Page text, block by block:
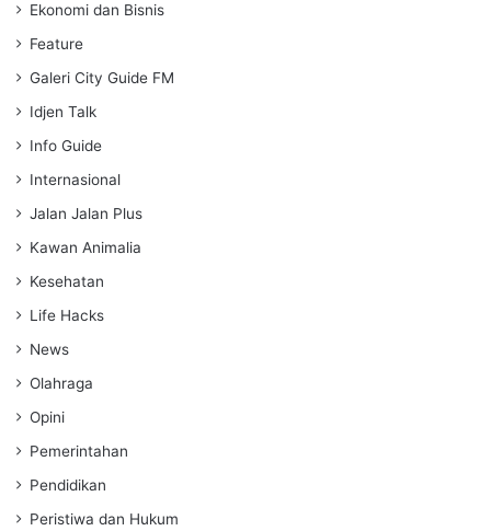
Ekonomi dan Bisnis
Feature
Galeri City Guide FM
Idjen Talk
Info Guide
Internasional
Jalan Jalan Plus
Kawan Animalia
Kesehatan
Life Hacks
News
Olahraga
Opini
Pemerintahan
Pendidikan
Peristiwa dan Hukum